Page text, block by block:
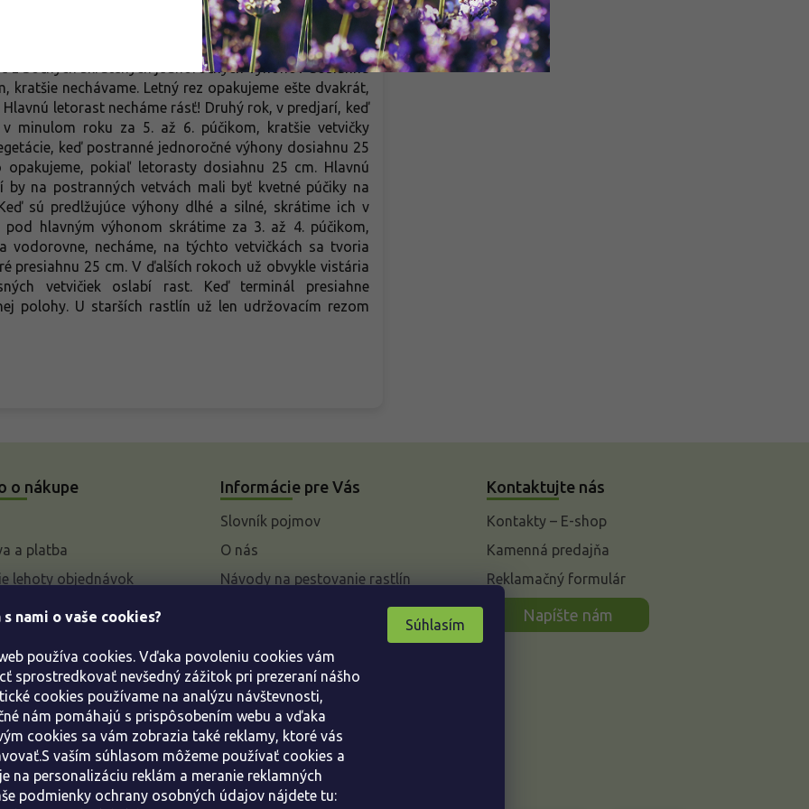
nami o vaše cookies?
používa cookies. Vďaka povoleniu cookies vám
sprostredkovať nevšedný zážitok pri prezeraní nášho
cookies používame na analýzu návštevnosti,
nám pomáhajú s prispôsobením webu a vďaka
cookies sa vám zobrazia také reklamy, ktoré vás
vaším súhlasom môžeme používať cookies a
na personalizáciu reklám a meranie reklamných
podmienky ochrany osobných údajov nájdete tu:
Súhlasím
až po 15 rokoch. Pri výsadbe skrátime hlavný výhon
3 púčiky. Počas vegetácie, keď postranné jednoročné
4. listom (kratšie ako 15 cm neskracujeme). Hlavnú
z bočných skrátených jednoročných výhonov dosiahnu
kratšie nechávame. Letný rez opakujeme ešte dvakrát,
letorast necháme rásť! Druhý rok, v predjarí, keď
minulom roku za 5. až 6. púčikom, kratšie vetvičky
keď postranné jednoročné výhony dosiahnu 25
pokiaľ letorasty dosiahnu 25 cm. Hlavnú
na postranných vetvách mali byť kvetné púčiky na
sú predlžujúce výhony dlhé a silné, skrátime ich v
hlavným výhonom skrátime za 3. až 4. púčikom,
vodorovne, necháme, na týchto vetvičkách sa tvoria
presiahnu 25 cm. V ďalších rokoch už obvykle vistária
vetvičiek oslabí rast. Keď terminál presiahne
polohy. U starších rastlín už len udržovacím rezom
o nákupe
a platba
lehoty objednávok
k parametrom a
rastlín
od kúpnej zmluvy
o ochrane osobných
podmienky
Informácie pre Vás
Slovník pojmov
O nás
Návody na pestovanie rastlín
Kontaktujte nás
Kontakty – E-shop
Kamenná predajňa
Reklamačný formulár
Napíšte nám